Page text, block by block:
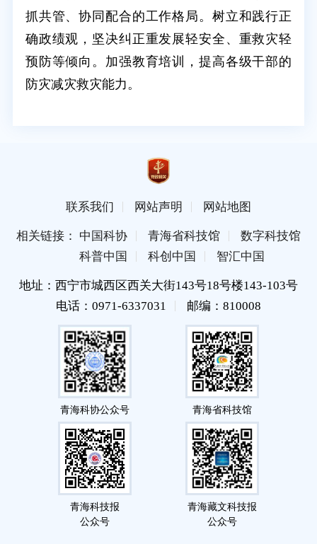
抓共管、协同配合的工作格局。树立和践行正
确政绩观，坚决纠正重发展轻安全、重救灾轻
预防等倾向。加强教育培训，提高各级干部的
防灾减灾救灾能力。
联系我们 网站声明 网站地图
相关链接： 中国科协 青海省科技馆
数字科技馆
科普中国
科创中国 智汇中国
地址：西宁市城西区西关大街143号18号楼143-103号
电话：0971-6337031
邮编：810008
青海科协公众号 青海省科技馆
青海科技报
公众号
青海藏文科技报
公众号